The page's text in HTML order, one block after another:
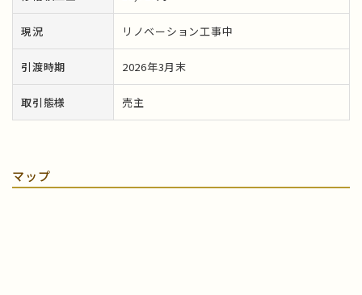
現況 リノベーション工事中
引渡時期 2026年3月末
取引態様 売主
マップ